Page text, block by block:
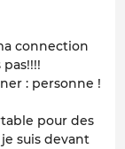
connection
: personne !
pour des
suis devant